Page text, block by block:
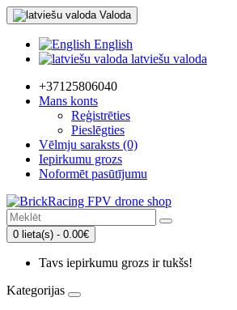
Valoda
English
latviešu valoda
+37125806040
Mans konts
Reģistrēties
Pieslēgties
Vēlmju saraksts (0)
Iepirkumu grozs
Noformēt pasūtījumu
0 lieta(s) - 0.00€
Tavs iepirkumu grozs ir tukšs!
Kategorijas